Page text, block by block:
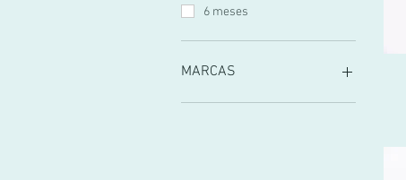
6 meses
MARCAS
FINA EJERIQUE playa